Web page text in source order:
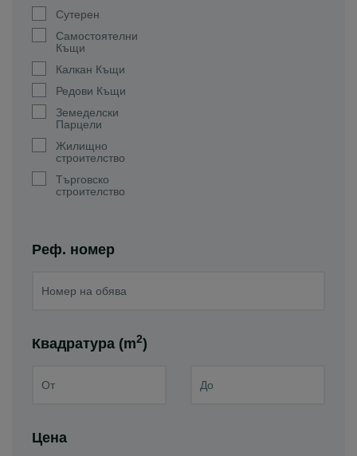
Сутерен
Самостоятелни
Къщи
Калкан Къщи
Редови Къщи
Земеделски
Парцели
Жилищно
строителство
Търговско
строителство
Реф. номер
Квадратура (m2)
Цена